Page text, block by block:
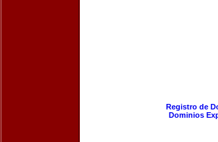
Registro de
Dominios